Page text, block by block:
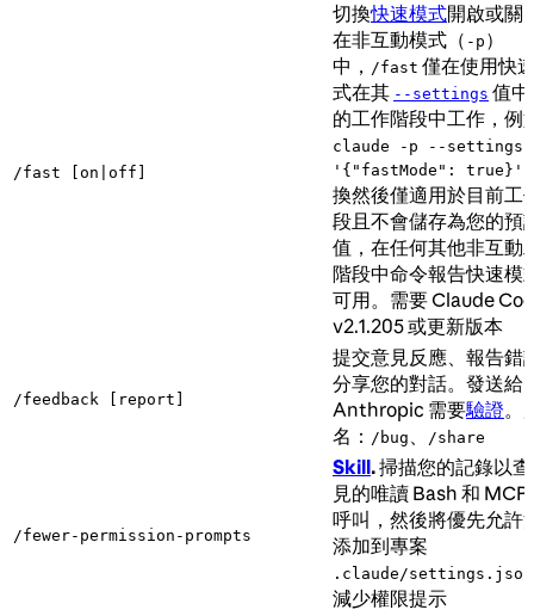
/fast [on|off]
切換快速模式開啟或關
在非互動模式（ -p ）
中， /fast 僅在使用快
式在其 --settings 值
的工作階段中工作，例
claude -p --settings
'{"fastMode": true}'
換然後僅適用於目前工
段且不會儲存為您的預
值，在任何其他非互動
階段中命令報告快速模
可用。需要 Claude
v2.1.205 或更新版本
/feedback [report]
提交意見反應、報告錯
分享您的對話。發送給
Anthropic 需要驗證。
名： /bug 、 /share
/fewer-permission-prompts
Skill.掃描您的記錄以
見的唯讀 Bash 和 MCP
呼叫，然後將優先允許
添加到專案
.claude/settings.json
減少權限提示